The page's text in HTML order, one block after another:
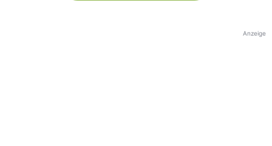
Anzeige